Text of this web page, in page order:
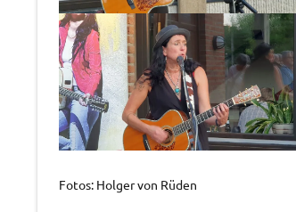
Fotos: Holger von Rüden